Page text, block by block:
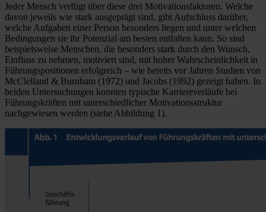
Jeder Mensch verfügt über diese drei Motivationsfaktoren. Welche
davon jeweils wie stark ausgeprägt sind, gibt Aufschluss darüber,
welche Aufgaben einer Person besonders liegen und unter welchen
Bedingungen sie ihr Potenzial am besten entfalten kann. So sind
beispielsweise Menschen, die besonders stark durch den Wunsch,
Einfluss zu nehmen, motiviert sind, mit hoher Wahrscheinlichkeit in
Führungspositionen erfolgreich – wie bereits vor Jahren Studien von
McClelland & Burnham (1972) und Jacobs (1992) gezeigt haben. In
beiden Untersuchungen konnten typische Karriereverläufe bei
Führungskräften mit unterschiedlicher Motivationsstruktur
nachgewiesen werden (siehe Abbildung 1).